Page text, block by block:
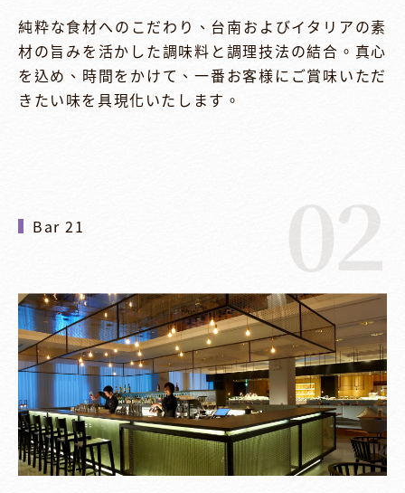
純粋な食材へのこだわり、台南およびイタリアの素
材の旨みを活かした調味料と調理技法の結合。真心
を込め、時間をかけて、一番お客様にご賞味いただ
きたい味を具現化いたします。
Bar 21 02